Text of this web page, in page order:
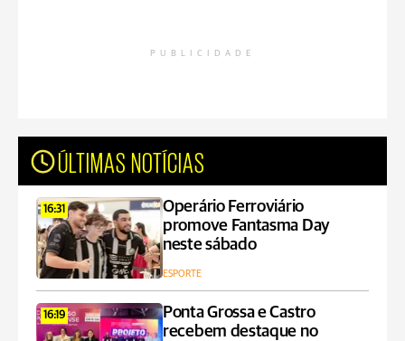
PUBLICIDADE
ÚLTIMAS NOTÍCIAS
16:31
Operário Ferroviário
promove Fantasma Day
neste sábado
ESPORTE
16:19
Ponta Grossa e Castro
recebem destaque no